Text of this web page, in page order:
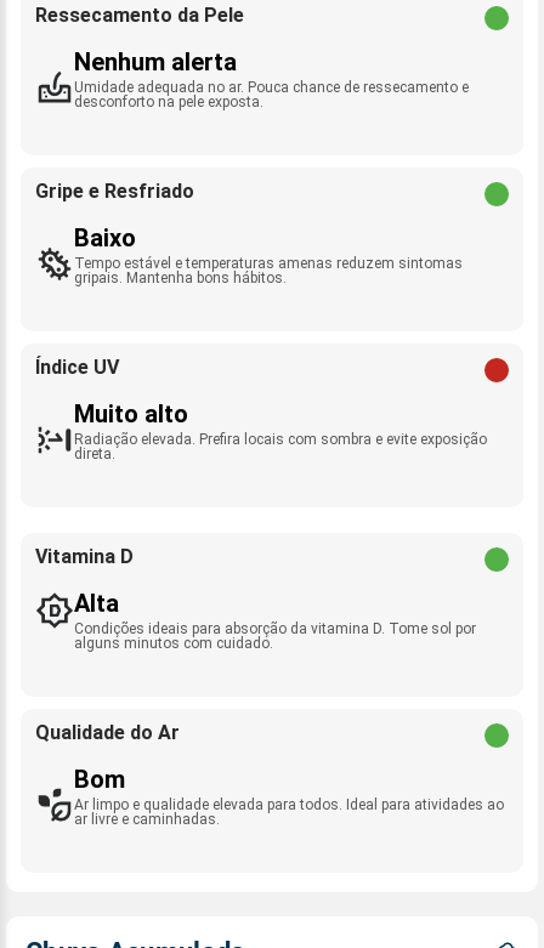
Ressecamento da Pele
Nenhum alerta
Umidade adequada no ar. Pouca chance de ressecamento e
desconforto na pele exposta.
Gripe e Resfriado
Baixo
Tempo estável e temperaturas amenas reduzem sintomas
gripais. Mantenha bons hábitos.
Índice UV
Muito alto
Radiação elevada. Prefira locais com sombra e evite exposição
direta.
Vitamina D
Alta
Condições ideais para absorção da vitamina D. Tome sol por
alguns minutos com cuidado.
Qualidade do Ar
Bom
Ar limpo e qualidade elevada para todos. Ideal para atividades ao
ar livre e caminhadas.